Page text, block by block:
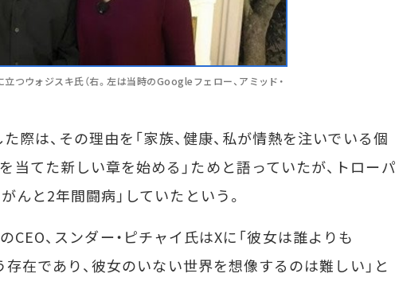
つウォジスキ氏（右。左は当時のGoogleフェロー、アミッド・
た際は、その理由を「家族、健康、私が情熱を注いでいる個
当てた新しい章を始める」ためと語っていたが、トローパ
んと2年間闘病」していたという。
、スンダー・ピチャイ氏はXに「彼女は誰よりも
在であり、彼女のいない世界を想像するのは難しい」と